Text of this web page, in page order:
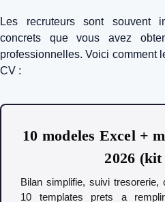
Les recruteurs sont souvent
concrets que vous avez
professionnelles. Voici comment
CV :
10 modeles Excel +
2026
Bilan simplifie, suivi
10 templates prets a